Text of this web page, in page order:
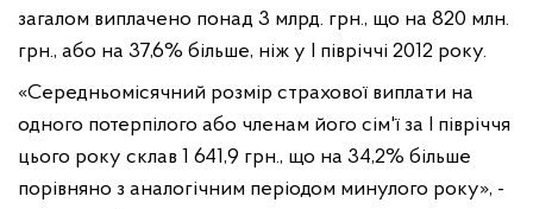
загалом виплачено понад 3 млрд. грн., що на 820 млн.
грн., або на 37,6% більше, ніж у І півріччі 2012 року.
«Середньомісячний розмір страхової виплати на
одного потерпілого або членам його сім'ї за І півріччя
цього року склав 1 641,9 грн., що на 34,2% більше
порівняно з аналогічним періодом минулого року», -